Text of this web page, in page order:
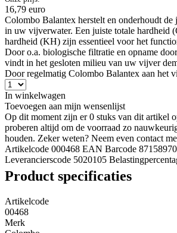
16,79 euro
Colombo Balantex herstelt en onderhoudt de
in uw vijverwater. Een juiste totale hardheid
hardheid (KH) zijn essentieel voor het
Door o.a. biologische filtratie en opname
vindt in het gesloten milieu van uw vijver
Door regelmatig Colombo Balantex aan het
In winkelwagen
Toevoegen aan mijn wensenlijst
Op dit moment zijn er 0 stuks van dit artikel
proberen altijd om de voorraad zo
houden. Zeker weten? Neem even contact
Artikelcode 000468 EAN Barcode
Leverancierscode 5020105
Product specificaties
Artikelcode
00468
Merk